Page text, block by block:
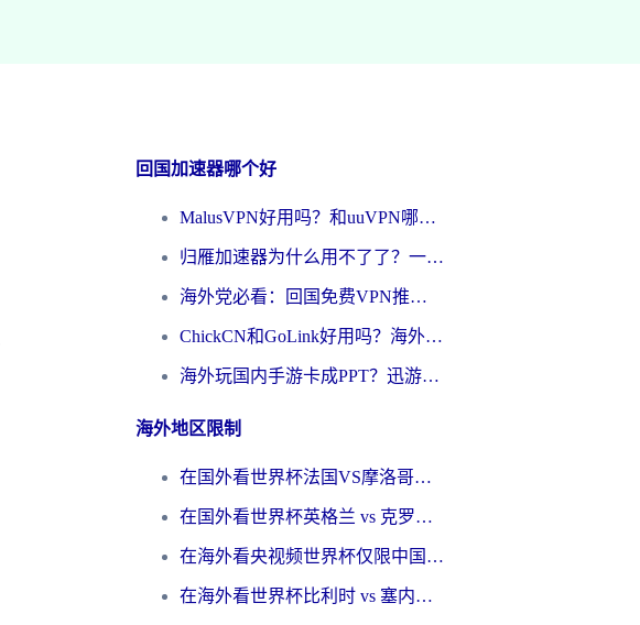
回国加速器哪个好
MalusVPN好用吗？和uuVPN哪个好？海外党无缝访问国内资源的真实对比与选择指南
归雁加速器为什么用不了了？一位海外游子的真实困惑与技术解答
海外党必看：回国免费VPN推荐？别踩坑！教你选对加速器无缝刷国内资源
ChickCN和GoLink好用吗？海外党如何选对回国加速器
海外玩国内手游卡成PPT？迅游和奇游手游哪个好？一篇讲透回国加速器怎么选
海外地区限制
在国外看世界杯法国VS摩洛哥地区限制？这篇指南让你流畅看中文解说无压力
在国外看世界杯英格兰 vs 克罗地亚当前地区不可播放？这篇指南帮你搞定所有海外观赛难题
在海外看央视频世界杯仅限中国大陆？这篇指南帮你解锁中文解说+无卡顿直播
在海外看世界杯比利时 vs 塞内加尔仅限中国大陆？我找到了最流畅的中文解说之路